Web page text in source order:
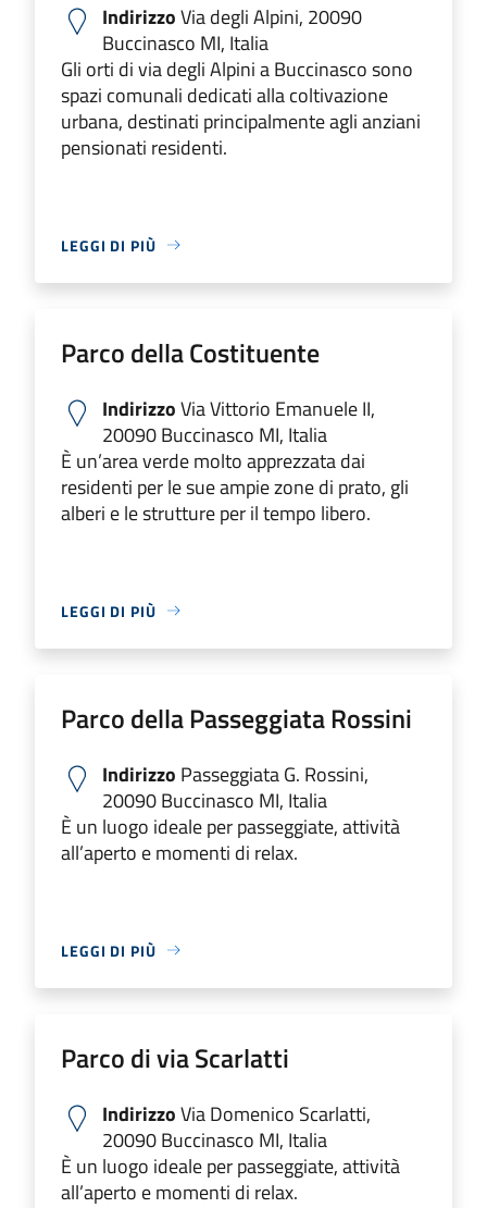
IndirizzoVia degli Alpini, 20090
Buccinasco MI, Italia
Gli orti di via degli Alpini a Buccinasco sono
spazi comunali dedicati alla coltivazione
urbana, destinati principalmente agli anziani
pensionati residenti.
LEGGI DI PIÙ
Parco della Costituente
IndirizzoVia Vittorio Emanuele II,
20090 Buccinasco MI, Italia
È un’area verde molto apprezzata dai
residenti per le sue ampie zone di prato, gli
alberi e le strutture per il tempo libero.
LEGGI DI PIÙ
Parco della Passeggiata Rossini
Indirizzo Passeggiata G. Rossini,
20090 Buccinasco MI, Italia
È un luogo ideale per passeggiate, attività
all’aperto e momenti di relax.
LEGGI DI PIÙ
Parco di via Scarlatti
IndirizzoVia Domenico Scarlatti,
20090 Buccinasco MI, Italia
È un luogo ideale per passeggiate, attività
all’aperto e momenti di relax.